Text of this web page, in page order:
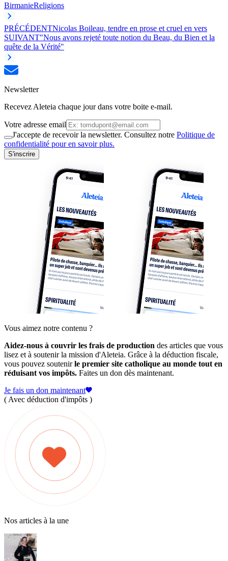
BirmanieReligions
PRÉCÉDENTNicolas Boileau, tendre en prose et cruel en vers
SUIVANT"Nous avons rejeté toute notion du Beau, du Bien et la
quête de la Vérité"
Newsletter
Recevez Aleteia chaque jour dans votre boite e-mail.
Votre adresse email
J'accepte de recevoir la newsletter. Consultez notre Politique de
confidentialité pour en savoir plus.
S'inscrire
Vous aimez notre contenu ?
Aidez-nous à couvrir les frais de production des articles que vous
lisez et à soutenir la mission d'Aleteia. Grâce à la déduction fiscale,
vous pouvez soutenirle premier site catholique au monde tout en
réduisant vos impôts. Faites un don dès maintenant.
Je fais un don maintenant
( Avec déduction d'impôts )
Nos articles à la une